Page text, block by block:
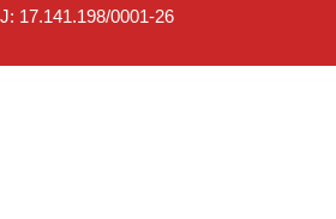
17.141.198/0001-26